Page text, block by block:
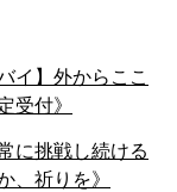
イ】外からここ
受付》
に挑戦し続ける
、祈りを》